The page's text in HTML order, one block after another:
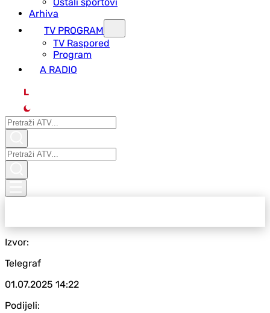
Arhiva
TV PROGRAM
ТV Raspored
Program
A RADIO
L
Izvor:
Telegraf
01.07.2025 14:22
Podijeli: